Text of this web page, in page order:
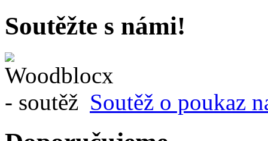
Soutěžte s námi!
Soutěž o poukaz